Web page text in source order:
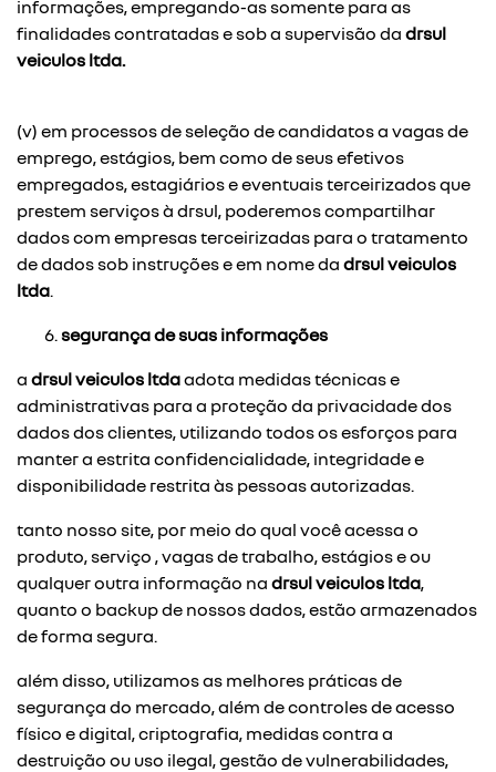
informações, empregando-as somente para as
finalidades contratadas e sob a supervisão da drsul
veiculos ltda.
(v) em processos de seleção de candidatos a vagas de
emprego, estágios, bem como de seus efetivos
empregados, estagiários e eventuais terceirizados que
prestem serviços à drsul, poderemos compartilhar
dados com empresas terceirizadas para o tratamento
de dados sob instruções e em nome da drsul veiculos
ltda.
segurança de suas informações
a drsul veiculos ltdaadota medidas técnicas e
administrativas para a proteção da privacidade dos
dados dos clientes, utilizando todos os esforços para
manter a estrita confidencialidade, integridade e
disponibilidade restrita às pessoas autorizadas.
tanto nosso site, por meio do qual você acessa o
produto, serviço , vagas de trabalho, estágios e ou
qualquer outra informação na drsul veiculos ltda,
quanto o backup de nossos dados, estão armazenados
de forma segura.
além disso, utilizamos as melhores práticas de
segurança do mercado, além de controles de acesso
físico e digital, criptografia, medidas contra a
destruição ou uso ilegal, gestão de vulnerabilidades,